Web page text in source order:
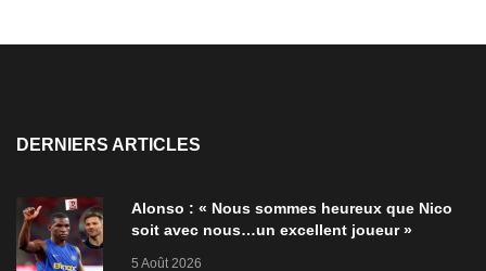
DERNIERS ARTICLES
Alonso : « Nous sommes heureux que Nico
soit avec nous…un excellent joueur »
5 Août 2026